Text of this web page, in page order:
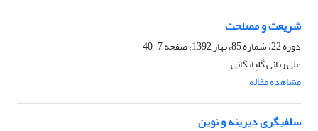
شریعت و مصلحت
دوره 22، شماره 85، بهار 1392، صفحه
7-40
علی ربانی گلپایگانی
مشاهده مقاله
سلفى‏گرى دیرینه و نوین